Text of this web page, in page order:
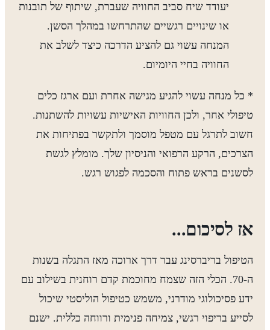
יעודד שיח סביב החוויה שעברת, שיתוף של תובנות
או שינויים רגשיים שהתרחשו במהלך הסשן.
המנחה עשוי גם להציע הדרכה כיצד לשלב את
החוויה בחיי היומיום.
* כל מנחה עשוי להגיע מגישה אחרת ועם ארגז כלים
טיפולי אחר, ולכן החוויות האישיות עשויות להשתנות.
חשוב לתרגל עם מטפל מוסמך ולתקשר בפתיחות את
הצרכים, הרקע הרפואי והניסיון שלך. מומלץ לגשת
לסשנים בראש פתוח והסכמה לפגוש רגש.
אז לסיכום...
הטיפול בריברסינג עבר דרך ארוכה מאז התגלה בשנות
ה-70. הכלי הזה שצמח מחוכמת קדם רוחנית בשילוב עם
ידע פסיכולוגי מודרני, משמש כטיפול הוליסטי שיכול
לסייע בריפוי רגשי, צמיחה פנימית ורווחה כללית. ישנם